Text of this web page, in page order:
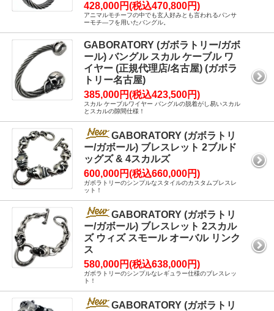
428,000円(税込470,800円)
アニマルモチーフの中でも玄人好みとも言われるパンサ
ーモチ―フを用いたバングル。
GABORATORY (ガボラトリー/ガボ
ール) バングル スカル ケーブル ワ
イヤー (正規代理店/名古屋) (ガボラ
トリー名古屋)
385,000円(税込423,500円)
スカル ケーブルワイヤー バングルの脱着がし易いスカル
とスカルの隙間仕様！
GABORATORY (ガボラトリ
ー/ガボール) ブレスレット 2ブルド
ッグズ & 4スカルズ
600,000円(税込660,000円)
ガボラトリーのシンプルなスタイルのカスタムブレスレ
ット！
GABORATORY (ガボラトリ
ー/ガボール) ブレスレット 2スカル
ズ ウィズ スモール オーバル リンク
ス
580,000円(税込638,000円)
ガボラトリーのシンプルなレギュラー仕様のブレスレッ
ト！
GABORATORY (ガボラトリ